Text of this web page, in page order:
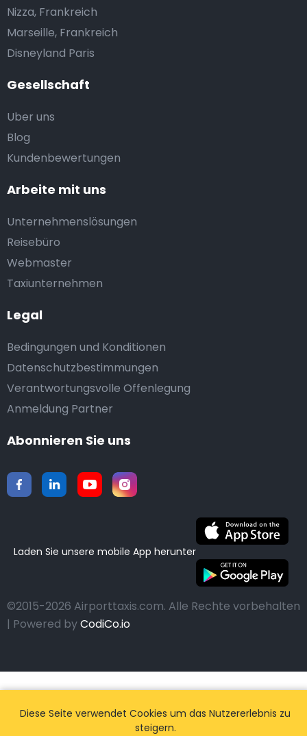
Gesellschaft
Uber uns
Blog
Kundenbewertungen
Arbeite mit uns
Unternehmenslösungen
Reisebüro
Webmaster
Taxiunternehmen
Legal
Bedingungen und Konditionen
Datenschutzbestimmungen
Verantwortungsvolle Offenlegung
Anmeldung Partner
Nizza, Frankreich
Marseille, Frankreich
Disneyland Paris
Abonnieren Sie uns
Laden Sie unsere mobile App herunter
©2015-2026 Airporttaxis.com. Alle Rechte vorbehalten
| Powered byCodiCo.io
Diese Seite verwendet Cookies um das Nutzererlebnis zu
steigern.